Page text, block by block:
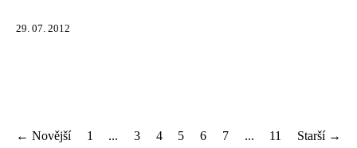
29. 07. 2012
← Novější 1 ... 3 4 5 6 7 ... 11 Starší →